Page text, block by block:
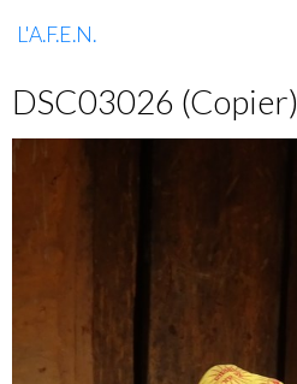
L'A.F.E.N.
DSC03026 (Copier)